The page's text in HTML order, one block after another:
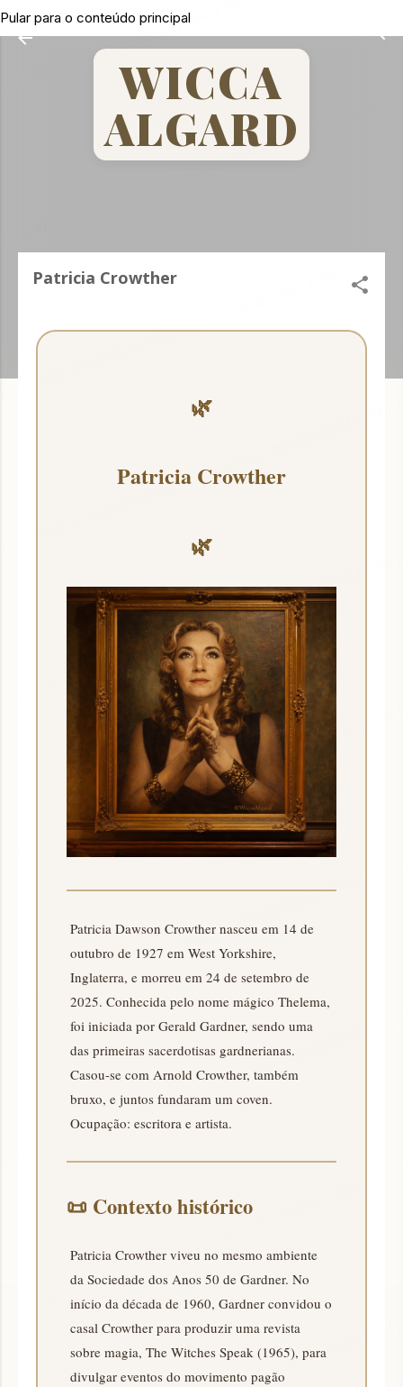
Pular para o conteúdo principal
WICCA
ALGARD
Patricia Crowther
🌿
Patricia Crowther
🌿
Patricia Dawson Crowther nasceu em 14 de
outubro de 1927 em West Yorkshire,
Inglaterra, e morreu em 24 de setembro de
2025. Conhecida pelo nome mágico Thelema,
foi iniciada por Gerald Gardner, sendo uma
das primeiras sacerdotisas gardnerianas.
Casou-se com Arnold Crowther, também
bruxo, e juntos fundaram um coven.
Ocupação: escritora e artista.
📜 Contexto histórico
Patricia Crowther viveu no mesmo ambiente
da Sociedade dos Anos 50 de Gardner. No
início da década de 1960, Gardner convidou o
casal Crowther para produzir uma revista
sobre magia, The Witches Speak (1965), para
divulgar eventos do movimento pagão